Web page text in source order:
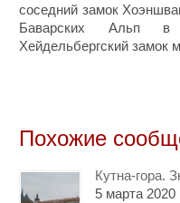
соседний замок
Баварских Альп в
Хейдельбергский замок
Похожие
Кутна-гора.
5 марта 2020